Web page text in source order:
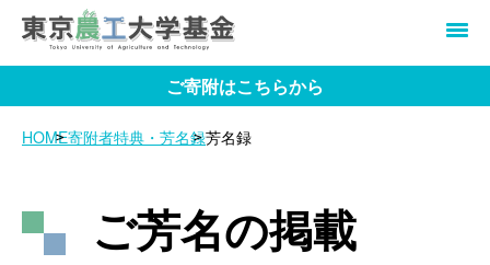
ご寄附はこちらから
HOME寄附者特典・芳名録芳名録
ご芳名の掲載